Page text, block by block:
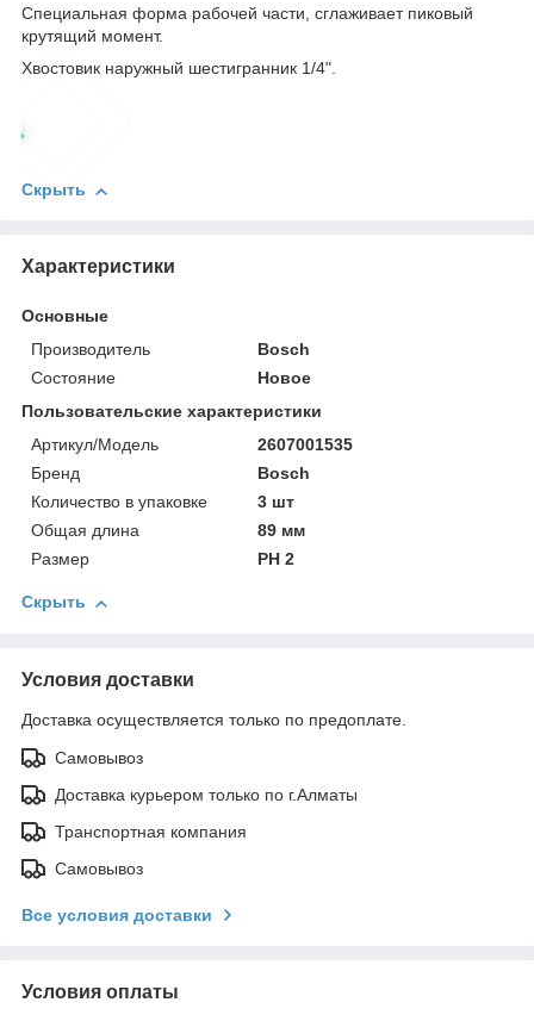
Специальная форма рабочей части, сглаживает пиковый
крутящий момент.
Хвостовик наружный шестигранник 1/4".
Скрыть
Характеристики
Основные
Производитель
Bosch
Состояние
Новое
Пользовательские характеристики
Артикул/Модель
2607001535
Бренд
Bosch
Количество в упаковке
3 шт
Общая длина
89 мм
Размер
PH 2
Скрыть
Условия доставки
Доставка осуществляется только по предоплате.
Самовывоз
Доставка курьером только по г.Алматы
Транспортная компания
Самовывоз
Все условия доставки
Условия оплаты